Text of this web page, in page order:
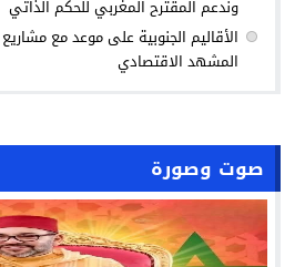
صوت وصورة
وندعم المقترح المغربي للحكم الذاتي
الأقاليم الجنوبية على موعد مع
المشهد الاقتصادي